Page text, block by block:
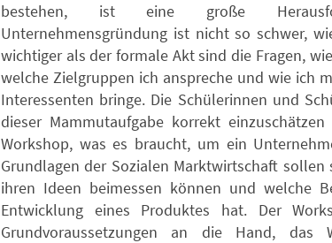
bestehen, ist eine große
Unternehmensgründung ist nicht so schwer,
wichtiger als der formale Akt sind die Fragen,
welche Zielgruppen ich anspreche und wie ich
Interessenten bringe. Die Schülerinnen und
dieser Mammutaufgabe korrekt
Workshop, was es braucht, um ein
Grundlagen der Sozialen Marktwirtschaft
ihren Ideen beimessen können und welche
Entwicklung eines Produktes hat. Der
Grundvoraussetzungen an die Hand, das